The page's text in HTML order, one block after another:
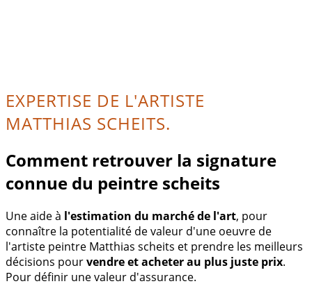
EXPERTISE DE L'ARTISTE
MATTHIAS SCHEITS.
Comment retrouver la signature
connue du peintre scheits
Une aide à l'estimation du marché de l'art, pour
connaître la potentialité de valeur d'une oeuvre de
l'artiste peintre Matthias scheits et prendre les meilleurs
décisions pourvendre et acheter au plus juste prix.
Pour définir une valeur d'assurance.